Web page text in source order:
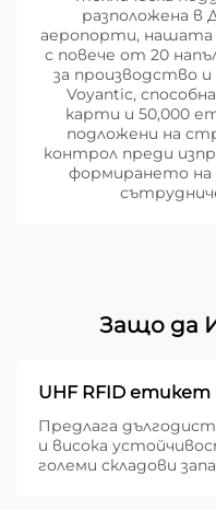
разположена в
аеропорти, нашата
с повече от 20
за производство
Voyantic,
карти и 50,000
подложени на
контрол преди
формирането на
Защо да
UHF RFID етикет
Предлага
и висока
големи складови